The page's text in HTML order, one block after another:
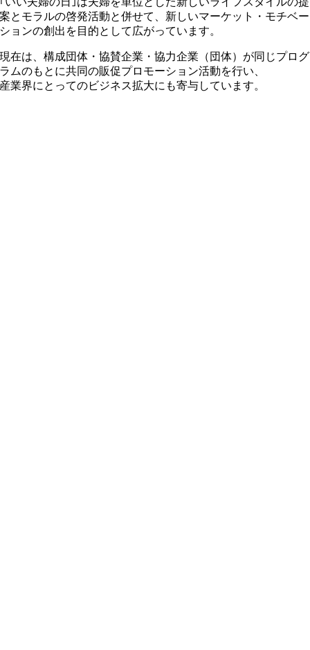
案とモラルの啓発活動と併せて、新しいマーケット・モチベー
ションの創出を目的として広がっています。
現在は、構成団体・協賛企業・協力企業（団体）が同じプログ
ラムのもとに共同の販促プロモーション活動を行い、
産業界にとってのビジネス拡大にも寄与しています。